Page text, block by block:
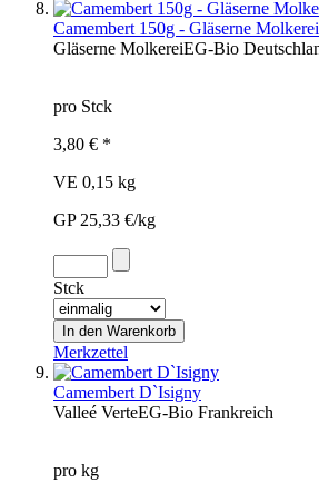
Camembert 150g - Gläserne Molkerei
Gläserne MolkereiEG-Bio
pro Stck
3,80 € *
VE 0,15 kg
GP 25,33 €/kg
Stck
Merkzettel
Camembert D`Isigny
Valleé VerteEG-Bio Frankreich
pro kg